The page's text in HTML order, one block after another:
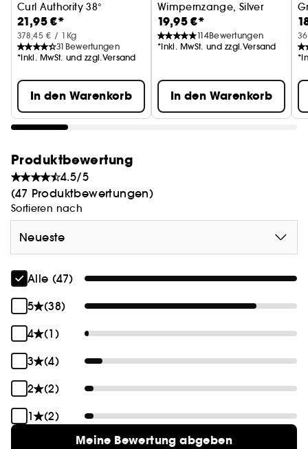
Curl Authority 38°
21,95 €*
378,45 € / 1Kg
31 Bewertungen
*Inkl. MwSt. und zzgl.Versand
In den Warenkorb
Wimpernzange, Silver
19,95 €*
114Bewertungen
*Inkl. MwSt. und zzgl.Versand
In den Warenkorb
Produktbewertung
4.5/5
(47 Produktbewertungen)
Sortieren nach
Neueste
Alle (47)
5
(38)
4
(1)
3
(4)
2
(2)
1
(2)
Meine Bewertung abgeben